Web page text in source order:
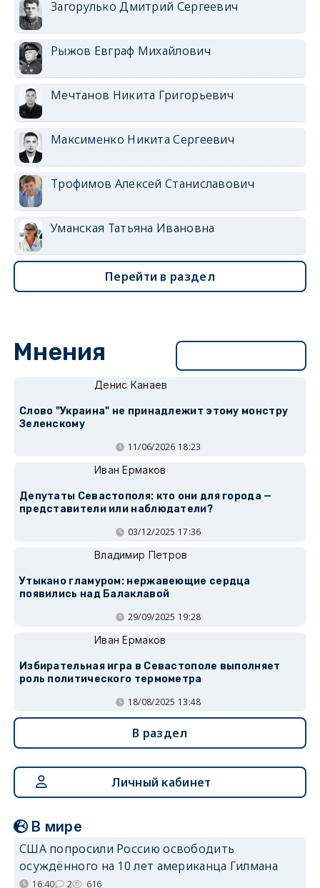
Загорулько Дмитрий Сергеевич
Рыжов Евграф Михайлович
Мечтанов Никита Григорьевич
Максименко Никита Сергеевич
Трофимов Алексей Станиславович
Уманская Татьяна Ивановна
Перейти в раздел
Мнения
Денис Канаев
Слово "Украина" не принадлежит этому монстру
Зеленскому
11/06/2026 18:23
Иван Ермаков
Депутаты Севастополя: кто они для города —
представители или наблюдатели?
03/12/2025 17:36
Владимир Петров
Утыкано гламуром: нержавеющие сердца
появились над Балаклавой
29/09/2025 19:28
Иван Ермаков
Избирательная игра в Севастополе выполняет
роль политического термометра
18/08/2025 13:48
В раздел
Личный кабинет
В мире
США попросили Россию освободить
осуждённого на 10 лет американца Гилмана
16:40 2 616